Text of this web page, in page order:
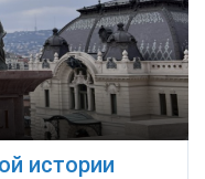
истории